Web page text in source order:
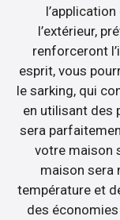
l’extérieur,
renforceront
esprit, vous
le sarking, qui
en utilisant des
sera
votre maison
maison sera
température et
des